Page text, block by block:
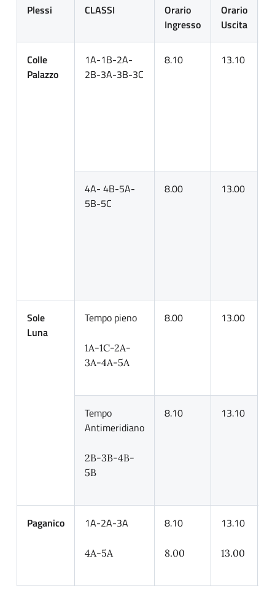
Plessi CLASSI
Orario
Ingresso
Orario
Uscita
Colle
Palazzo
1A-1B-2A-
2B-3A-3B-3C
8.10 13.10
4A- 4B-5A-
5B-5C
8.00 13.00
Sole
Luna
Tempo pieno
1A-1C-2A-
3A-4A-5A
8.00 13.00
Tempo
Antimeridiano
2B-3B-4B-
5B
8.10 13.10
Paganico 1A-2A-3A
4A-5A
8.10
8.00
13.10
13.00